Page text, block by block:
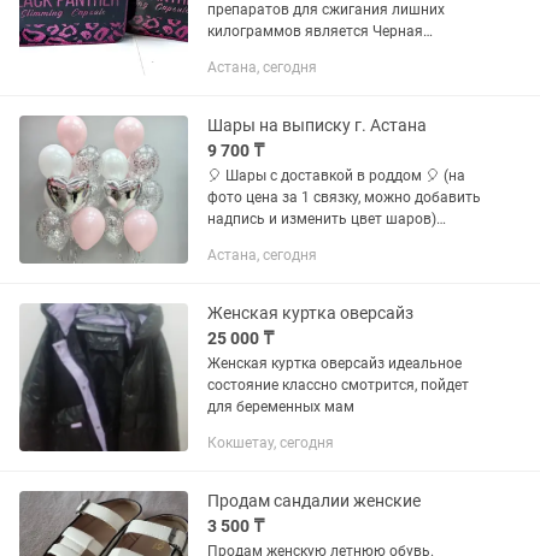
препаратов для сжигания лишних
килограммов является Черная
розовом цвете в комплекте с
цвета порадует...
Астана, сегодня
Шары на выписку г. Астана
9 700 ₸
🎈 Шары с доставкой в роддом 🎈 (на
фото цена за 1 связку, можно добавить
надпись и изменить цвет шаров)
встреча мамы и малыша 🤍 Сделайте
Астана, сегодня
Женская куртка оверсайз
25 000 ₸
Женская куртка оверсайз идеальное
состояние классно смотрится, пойдет
для беременных мам
Кокшетау, сегодня
Продам сандалии женские
3 500 ₸
Продам женскую летнюю обувь.